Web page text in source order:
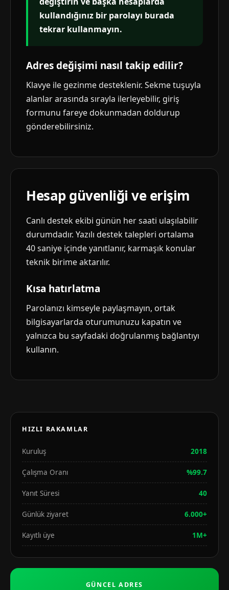
kullandığınız bir parolayı burada
tekrar kullanmayın.
Adres değişimi nasıl takip edilir?
Klavye ile gezinme desteklenir. Sekme tuşuyla
alanlar arasında sırayla ilerleyebilir, giriş
formunu fareye dokunmadan doldurup
gönderebilirsiniz.
Hesap güvenliği ve erişim
Canlı destek ekibi günün her saati ulaşılabilir
durumdadır. Yazılı destek talepleri ortalama
40 saniye içinde yanıtlanır, karmaşık konular
teknik birime aktarılır.
Kısa hatırlatma
Parolanızı kimseyle paylaşmayın, ortak
bilgisayarlarda oturumunuzu kapatın ve
yalnızca bu sayfadaki doğrulanmış bağlantıyı
kullanın.
HIZLI RAKAMLAR
Kuruluş 2018
Çalışma Oranı %99.7
Yanıt Süresi 40
Günlük ziyaret 6.000+
Kayıtlı üye 1M+
GÜNCEL ADRES